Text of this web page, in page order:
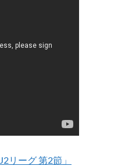
リーグ 第2節」